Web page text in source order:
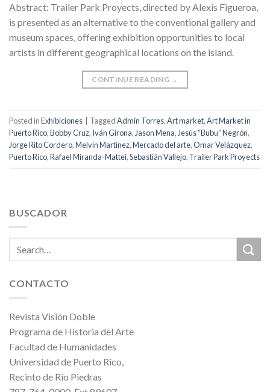
Abstract: Trailer Park Proyects, directed by Alexis Figueroa,
is presented as an alternative to the conventional gallery and
museum spaces, offering exhibition opportunities to local
artists in different geographical locations on the island.
CONTINUE READING →
Posted inExhibiciones TaggedAdmín Torres,Art market,Art Market in
Puerto Rico,Bobby Cruz, Iván Girona, Jason Mena, Jesús “Bubu” Negrón,
Jorge Rito Cordero,Melvin Martínez,Mercado del arte,Omar Velázquez,
Puerto Rico,Rafael Miranda-Mattei,Sebastián Vallejo, Trailer Park Proyects
BUSCADOR
CONTACTO
Revista Visión Doble
Programa de Historia del Arte
Facultad de Humanidades
Universidad de Puerto Rico,
Recinto de Río Piedras